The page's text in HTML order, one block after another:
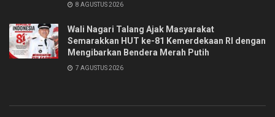
8 AGUSTUS 2026
Wali Nagari Talang Ajak Masyarakat
Semarakkan HUT ke-81 Kemerdekaan RI dengan
Mengibarkan Bendera Merah Putih
7 AGUSTUS 2026